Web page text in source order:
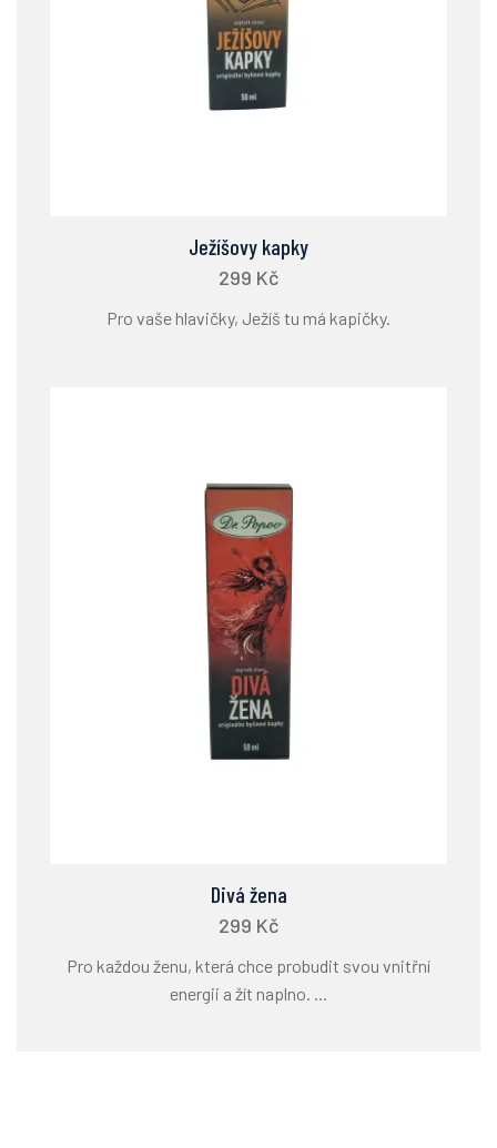
Ježíšovy kapky
299 Kč
Pro vaše hlavičky, Ježíš tu má kapičky.
Divá žena
299 Kč
Pro každou ženu, která chce probudit svou vnitřní
energii a žít naplno. ...